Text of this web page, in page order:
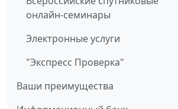
онлайн-семинары
Электронные услуги
"Экспресс Проверка"
Ваши преимущества